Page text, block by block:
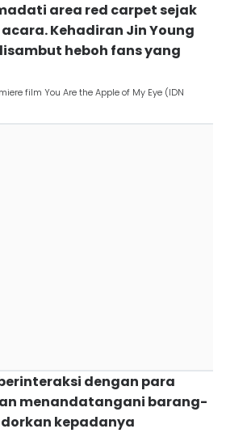
area red carpet sejak
Kehadiran Jin Young
heboh fans yang
film You Are the Apple of My Eye (IDN
berinteraksi dengan para
menandatangani barang-
kepadanya